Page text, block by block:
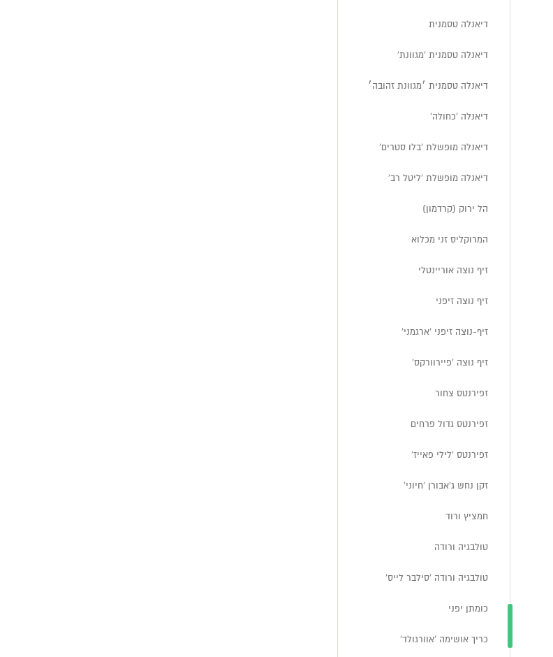
דיאנלה טסמנית
דיאנלה טסמנית 'מגוונת'
דיאנלה טסמנית ׳מגוונת זהובה׳
דיאנלה 'כחולה'
דיאנלה מופשלת 'בלו סטרים'
דיאנלה מופשלת 'ליטל רב'
הל ירוק (קרדמון)
המרוקליס זני מכלוא
זיף נוצה אוריינטלי
זיף נוצה זיפני
זיף-נוצה זיפני 'ארגמני'
זיף נוצה 'פיירוורקס'
זפירנטס צחור
זפירנטס גדול פרחים
זפירנטס 'לילי פאייז'
זקן נחש ג'אבורן 'חיוני'
חמציץ ורוד
טולבגיה ורודה
טולבגיה ורודה 'סילבר לייס'
כומתן יפני
כריך אושימה 'אוורגולד'